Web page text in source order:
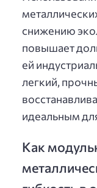
снижению
повышает
ей
легкий,
идеальным
Как